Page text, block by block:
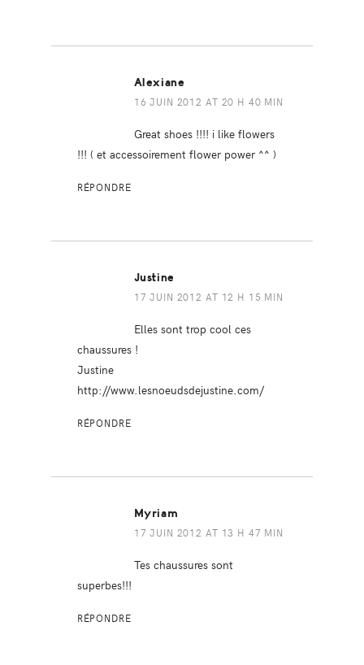
Alexiane
16 JUIN 2012 AT 20 H 40 MIN
Great shoes !!!! i like flowers
!!! ( et accessoirement flower power ^^ )
RÉPONDRE
Justine
17 JUIN 2012 AT 12 H 15 MIN
Elles sont trop cool ces
chaussures !
Justine
http://www.lesnoeudsdejustine.com/
RÉPONDRE
Myriam
17 JUIN 2012 AT 13 H 47 MIN
Tes chaussures sont
superbes!!!
RÉPONDRE